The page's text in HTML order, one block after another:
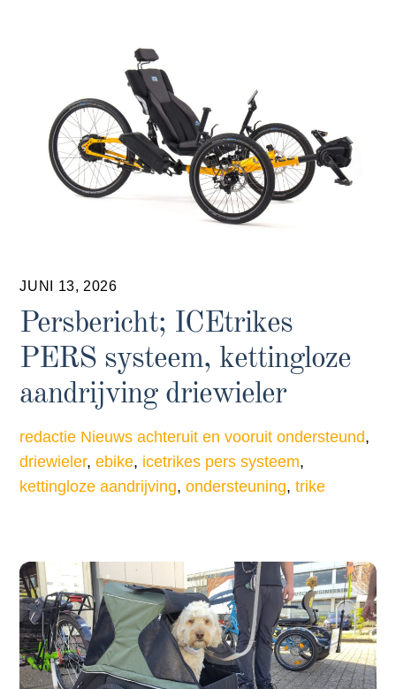
JUNI 13, 2026
Persbericht; ICEtrikes
PERS systeem, kettingloze
aandrijving driewieler
redactie Nieuws achteruit en vooruit ondersteund,
driewieler,ebike, icetrikes pers systeem,
kettingloze aandrijving,ondersteuning,trike